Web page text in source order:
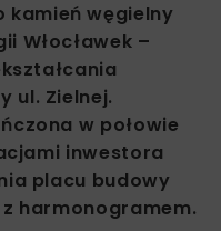
kamień węgielny
Włocławek –
ul. Zielnej.
w połowie
inwestora
placu budowy
harmonogramem.